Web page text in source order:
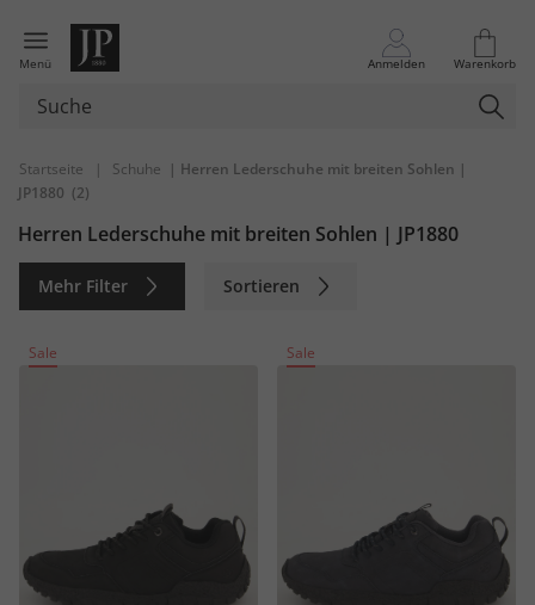
Menü Anmelden Warenkorb
Startseite | Schuhe | Herren Lederschuhe mit breiten Sohlen |
JP1880 (2)
Herren Lederschuhe mit breiten Sohlen | JP1880
Mehr Filter Sortieren
Sale Sale